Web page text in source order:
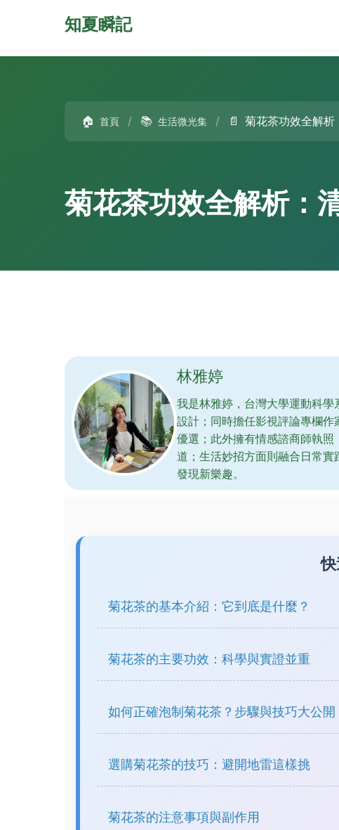
知夏瞬記
🏠 首頁 / 📚 生活微光集 / 📄 菊花茶功效全解
菊花茶功效全解析：
林雅婷
我是林雅婷，台灣大學運動科
設計；同時擔任影視評論專欄作
優選；此外擁有情感諮商師執
道；生活妙招方面則融合日常
發現新樂趣。
菊花茶的基本介紹：它到底是什麼？
菊花茶的主要功效：科學與實證並重
如何正確泡制菊花茶？步驟與技巧大公開
選購菊花茶的技巧：避開地雷這樣挑
菊花茶的注意事項與副作用